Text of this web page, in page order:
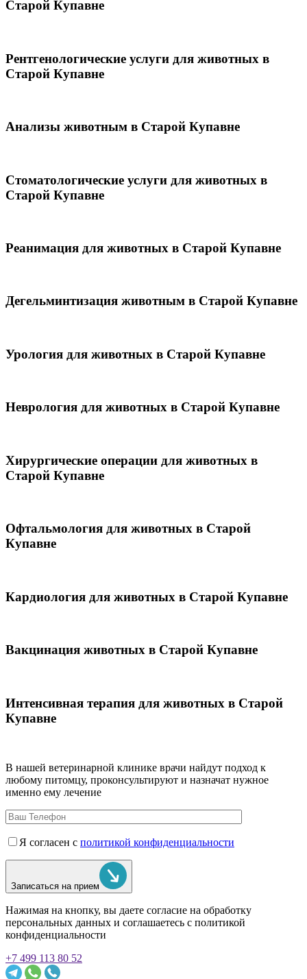
Старой Купавне
Рентгенологические услуги для животных в
Старой Купавне
Анализы животным в Старой Купавне
Стоматологические услуги для животных в
Старой Купавне
Реанимация для животных в Старой Купавне
Дегельминтизация животным в Старой Купавне
Урология для животных в Старой Купавне
Неврология для животных в Старой Купавне
Хирургические операции для животных в
Старой Купавне
Офтальмология для животных в Старой
Купавне
Кардиология для животных в Старой Купавне
Вакцинация животных в Старой Купавне
Интенсивная терапия для животных в Старой
Купавне
В нашей ветеринарной клинике врачи найдут подход к
любому питомцу, проконсультируют и назначат нужное
именно ему лечение
Я согласен с политикой конфиденциальности
Записаться на прием
Нажимая на кнопку, вы даете согласие на обработку
персональных данных и соглашаетесь c политикой
конфиденциальности
+7 499 113 80 52